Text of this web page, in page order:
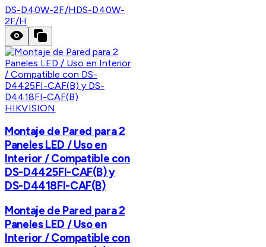
DS-D40W-2F/HDS-D40W-
2F/H
HIKVISION
Montaje de Pared para 2
Paneles LED / Uso en
Interior / Compatible con
DS-D4425FI-CAF(B) y
DS-D4418FI-CAF(B)
Montaje de Pared para 2
Paneles LED / Uso en
Interior / Compatible con